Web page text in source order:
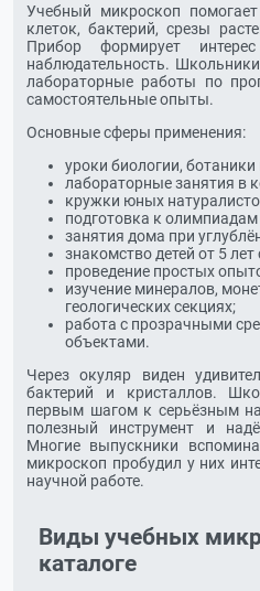
Учебный микроскоп
клеток, бактерий, срезы
Прибор формирует
наблюдательность.
лабораторные работы по
самостоятельные опыты.
Основные сферы применения:
уроки биологии,
лабораторные занятия в
кружки юных
подготовка к
занятия дома при
знакомство детей от 5
проведение простых
изучение минералов,
геологических секциях;
работа с прозрачными
объектами.
Через окуляр виден
бактерий и кристаллов.
первым шагом к серьёзным
полезный инструмент и
Многие выпускники
микроскоп пробудил у них
научной работе.
Виды учебных
каталоге